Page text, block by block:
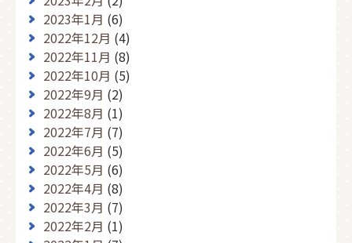
2023年1月 (6)
2022年12月 (4)
2022年11月 (8)
2022年10月 (5)
2022年9月 (2)
2022年8月 (1)
2022年7月 (7)
2022年6月 (5)
2022年5月 (6)
2022年4月 (8)
2022年3月 (7)
2022年2月 (1)